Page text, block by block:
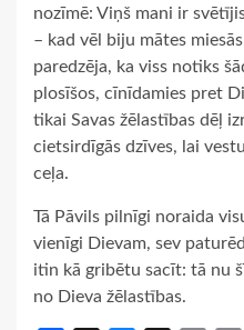
nozīmē: Viņš mani ir
– kad vēl biju mātes
paredzēja, ka viss notiks
plosīšos, cīnīdamies pret
tikai Savas žēlastības dēļ
cietsirdīgās dzīves, lai
ceļa.
Tā Pāvils pilnīgi noraida
vienīgi Dievam, sev
itin kā gribētu sacīt: tā nu
no Dieva žēlastības.